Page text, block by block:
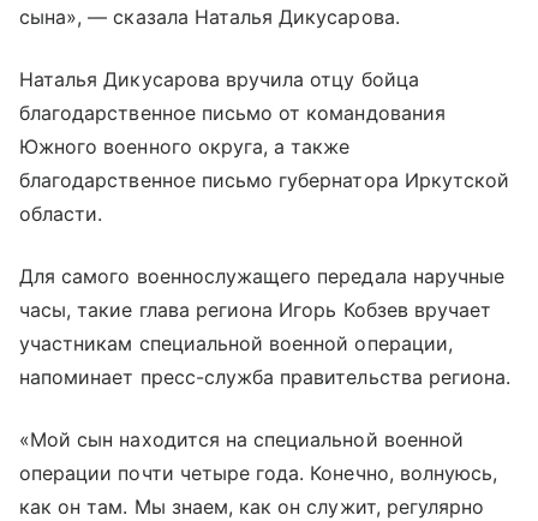
сына», — сказала Наталья Дикусарова.
Наталья Дикусарова вручила отцу бойца
благодарственное письмо от командования
Южного военного округа, а также
благодарственное письмо губернатора Иркутской
области.
Для самого военнослужащего передала наручные
часы, такие глава региона Игорь Кобзев вручает
участникам специальной военной операции,
напоминает пресс-служба правительства региона.
«Мой сын находится на специальной военной
операции почти четыре года. Конечно, волнуюсь,
как он там. Мы знаем, как он служит, регулярно